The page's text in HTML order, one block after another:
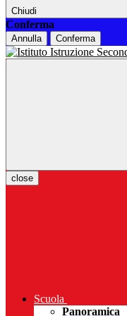
Chiudi
Conferma
Annulla Conferma
close
Scuola
Panoramica